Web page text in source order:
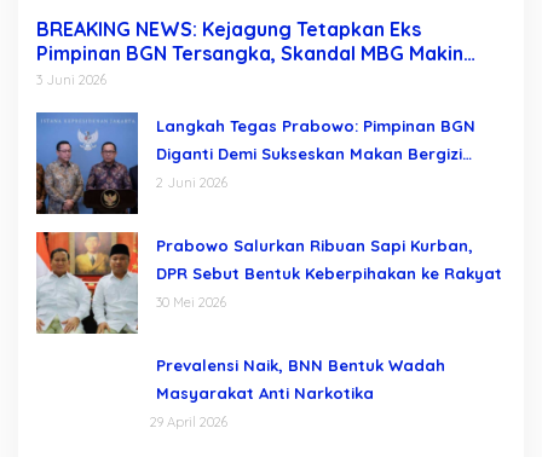
BREAKING NEWS: Kejagung Tetapkan Eks
Pimpinan BGN Tersangka, Skandal MBG Makin
Terkuak Usai Dadan Hindayana Dicopot
3 Juni 2026
Langkah Tegas Prabowo: Pimpinan BGN
Diganti Demi Sukseskan Makan Bergizi
Gratis
2 Juni 2026
Prabowo Salurkan Ribuan Sapi Kurban,
DPR Sebut Bentuk Keberpihakan ke Rakyat
30 Mei 2026
Prevalensi Naik, BNN Bentuk Wadah
Masyarakat Anti Narkotika
29 April 2026